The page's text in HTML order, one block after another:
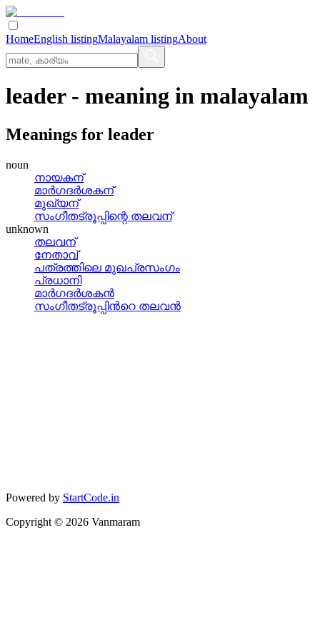
HomeEnglish listingMalayalam listingAbout
leader- meaning in malayalam
Meanings for leader
noun
നായകന്
മാര്‍ഗദര്‍ശകന്
മുഖ്യന്
സംഗീതട്രൂപ്പിന്റെ തലവന്
unknown
തലവന്
നേതാവ്
പത്രത്തിലെ മുഖപ്രസംഗം
പ്രധാനി
മാര്‍ഗദര്‍ശകന്‍
സംഗീതട്രൂപ്പിന്‍റെ തലവന്‍
Powered by StartCode.in
Copyright © 2026 Vanmaram